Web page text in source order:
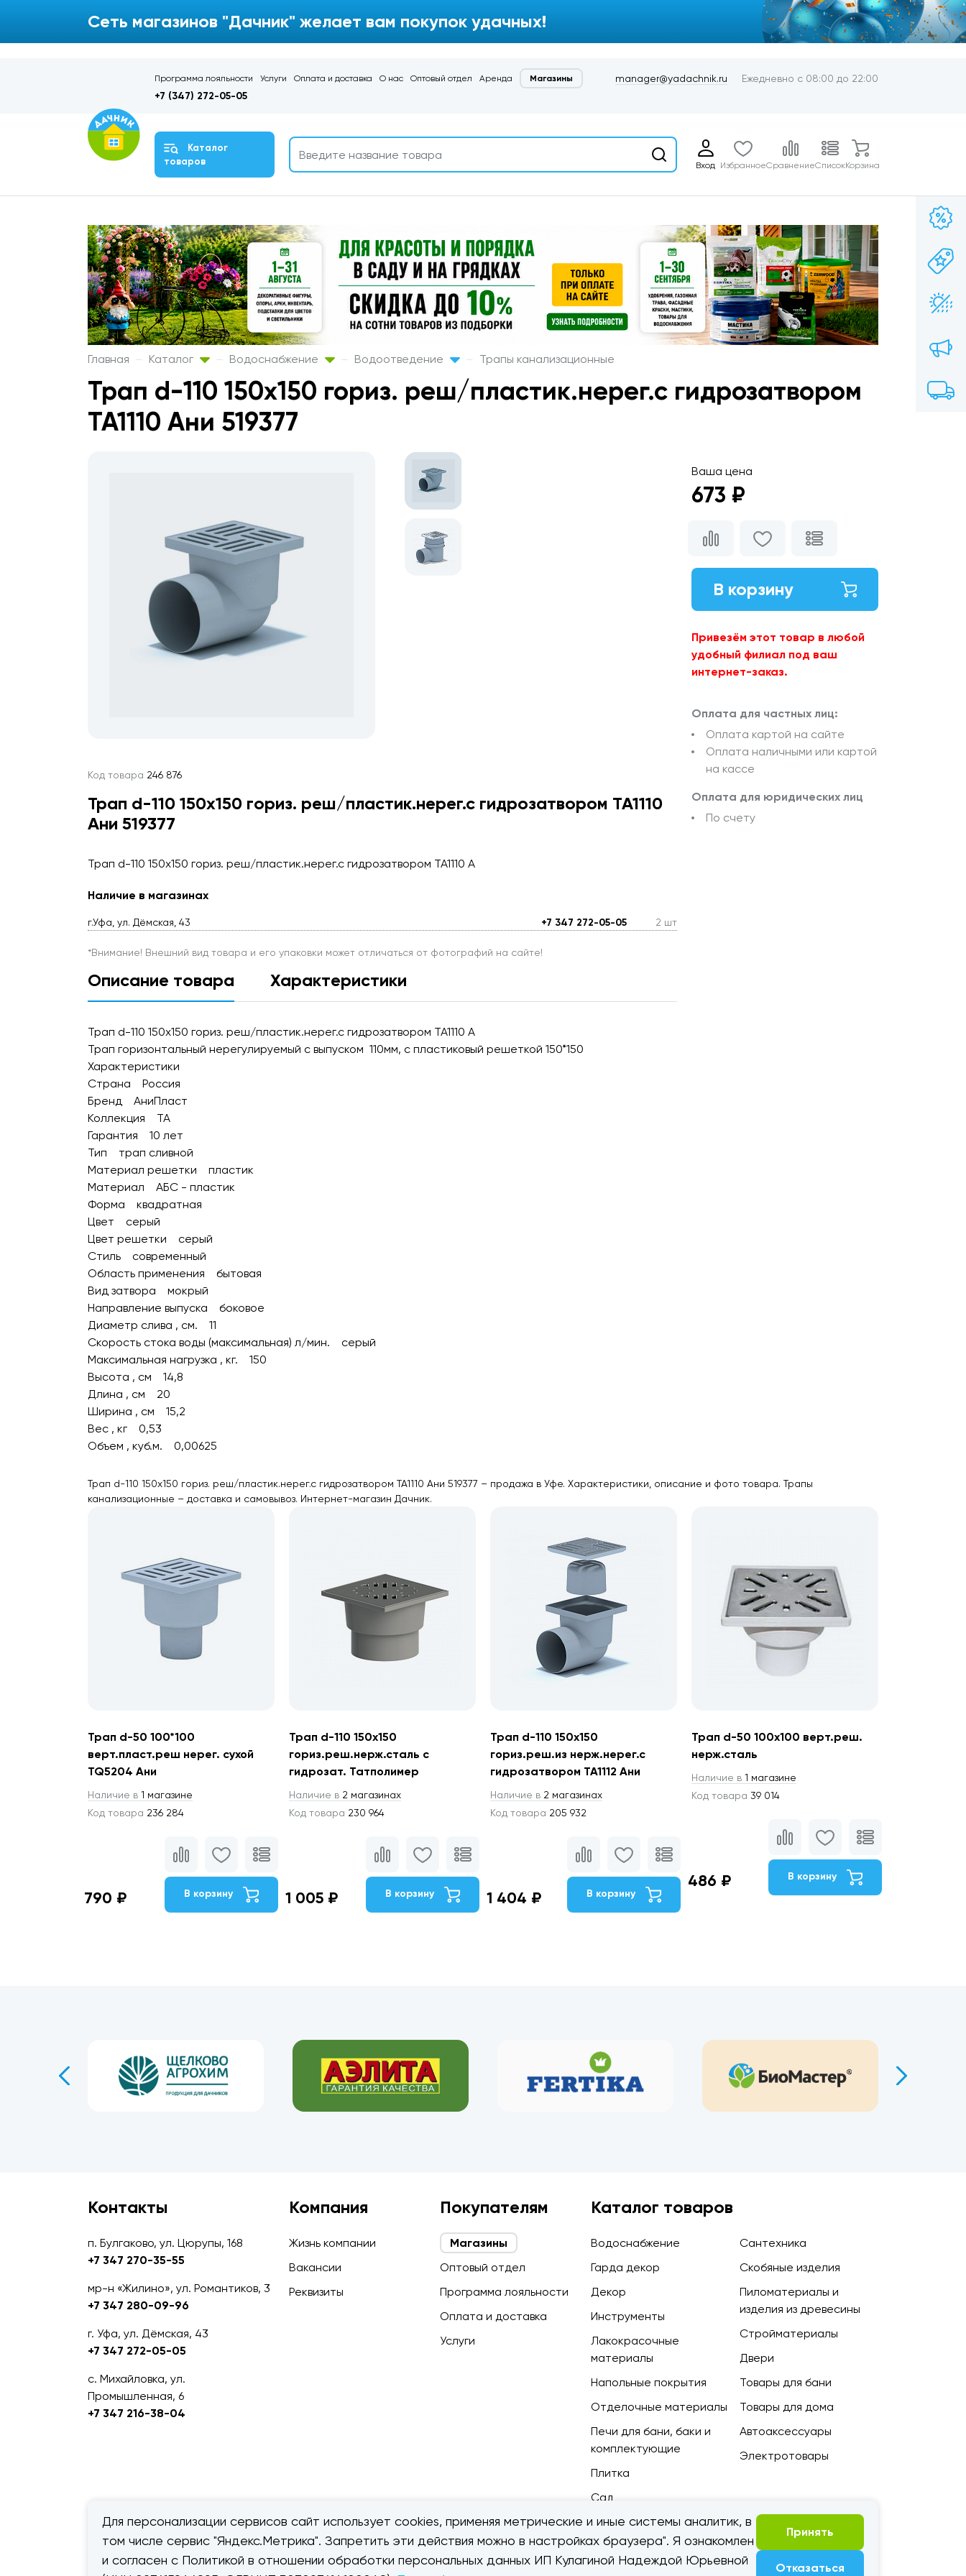
Для персонализации сервисов сайт использует cookies, применяя метрические и иные системы аналитик, в
том числе сервис "Яндекс.Метрика". Запретить эти действия можно в настройках браузера". Я ознакомлен
и согласен с Политикой в отношении обработки персональных данных ИП Кулагиной Надеждой Юрьевной
Принять
Отказаться
Сеть магазинов "Дачник" желает вам покупок удачных!
Программа лояльности Услуги Оплата и доставка О нас Оптовый отдел Аренда Магазины manager@yadachnik.ru Ежедневно с 08:00 до 22:00
+7 (347) 272-05-05
Каталог
товаров
Вход ИзбранноеСравнениеСписокКорзина
Главная Каталог Водоснабжение Водоотведение Трапы канализационные
Трап d-110 150х150 гориз. реш/пластик.нерег.с гидрозатвором
TA1110 Ани 519377
Код товара 246 876
Трап d-110 150х150 гориз. реш/пластик.нерег.с гидрозатвором TA1110
Ани 519377
Трап d-110 150х150 гориз. реш/пластик.нерег.с гидрозатвором TA1110 А
Наличие в магазинах
г.Уфа, ул. Дёмская, 43 +7 347 272-05-05 2 шт
*Внимание! Внешний вид товара и его упаковки может отличаться от фотографий на сайте!
Описание товара Характеристики
Трап d-110 150х150 гориз. реш/пластик.нерег.с гидрозатвором TA1110 А
Трап горизонтальный нерегулируемый с выпуском 110мм, c пластиковый решеткой 150*150
Характеристики
Страна Россия
Бренд АниПласт
Коллекция TA
Гарантия 10 лет
Тип трап сливной
Материал решетки пластик
Материал АБС - пластик
Форма квадратная
Цвет серый
Цвет решетки серый
Стиль современный
Область применения бытовая
Вид затвора мокрый
Направление выпуска боковое
Диаметр слива , см. 11
Скорость стока воды (максимальная) л/мин. серый
Максимальная нагрузка , кг. 150
Высота , см 14,8
Длина , см 20
Ширина , см 15,2
Вес , кг 0,53
Объем , куб.м. 0,00625
Ваша цена
673 ₽
В корзину
Привезём этот товар в любой
удобный филиал под ваш
интернет-заказ.
Оплата для частных лиц:
Оплата картой на сайте
Оплата наличными или картой
на кассе
Оплата для юридических лиц
По счету
Трап d-110 150х150 гориз. реш/пластик.нерег.с гидрозатвором TA1110 Ани 519377 – продажа в Уфе. Характеристики, описание и фото товара. Трапы
канализационные – доставка и самовывоз. Интернет-магазин Дачник.
Трап d-50 100*100
верт.пласт.реш нерег. сухой
TQ5204 Ани
Наличие в 1 магазине
Код товара 236 284
790 ₽ В корзину
Трап d-110 150х150
гориз.реш.нерж.сталь с
гидрозат. Татполимер
Наличие в 2 магазинах
Код товара 230 964
1 005 ₽ В корзину
Трап d-110 150х150
гориз.реш.из нерж.нерег.с
гидрозатвором TA1112 Ани
Наличие в 2 магазинах
Код товара 205 932
1 404 ₽ В корзину
Трап d-50 100х100 верт.реш.
нерж.сталь
Наличие в 1 магазине
Код товара 39 014
486 ₽ В корзину
Контакты
п. Булгаково, ул. Цюрупы, 168
+7 347 270-35-55
мр-н «Жилино», ул. Романтиков, 3
+7 347 280-09-96
г. Уфа, ул. Дёмская, 43
+7 347 272-05-05
с. Михайловка, ул.
Промышленная, 6
+7 347 216-38-04
Компания
Жизнь компании
Вакансии
Реквизиты
Покупателям
Магазины
Оптовый отдел
Программа лояльности
Оплата и доставка
Услуги
Каталог товаров
Водоснабжение
Гарда декор
Декор
Инструменты
Лакокрасочные
материалы
Напольные покрытия
Отделочные материалы
Печи для бани, баки и
комплектующие
Плитка
Сад
Сантехника
Скобяные изделия
Пиломатериалы и
изделия из древесины
Стройматериалы
Двери
Товары для бани
Товары для дома
Автоаксессуары
Электротовары
© 2026 — «Дачник».Правовая